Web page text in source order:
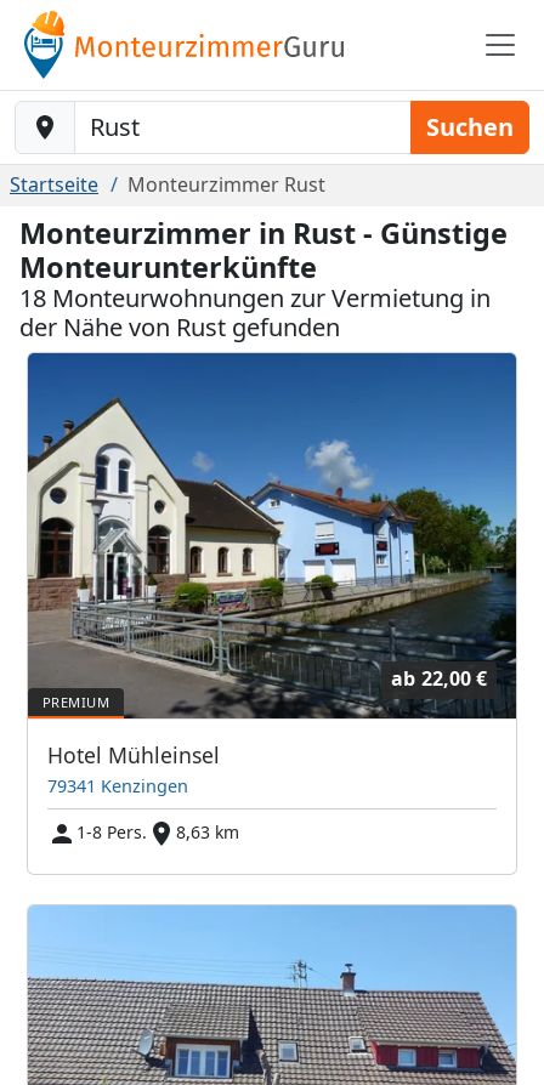
Baustelle-Location Suchen
Startseite Monteurzimmer Rust
Monteurzimmer in Rust - Günstige
Monteurunterkünfte
18 Monteurwohnungen zur Vermietung in
der Nähe von Rust gefunden
ab 22,00 €
Hotel Mühleinsel
79341 Kenzingen
1-8 Pers.
8,63 km